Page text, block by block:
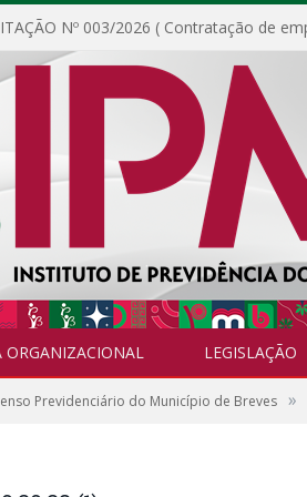
ORGANIZACIONAL LEGISLAÇÃO
Previdenciário do Município de Breves »